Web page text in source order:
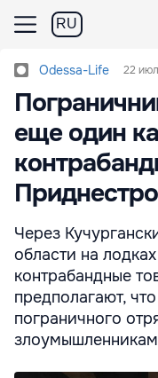
RU
Odessa-Life 22
еще один
Через
области на
контрабандные
предполагают,
пограничного